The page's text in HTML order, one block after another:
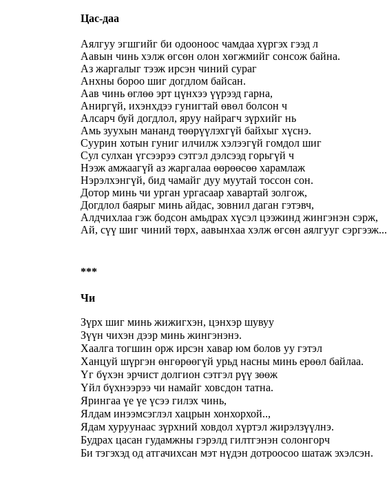
Цас-даа
Аялгуу эгшгийг би одооноос чамдаа хүргэх гээд л
Аавын чинь хэлж өгсөн олон хөгжмийг сонсож байна.
Аз жаргалыг тээж ирсэн чиний сураг
Анхны бороо шиг догдлом байсан.
Аав чинь өглөө эрт цүнхээ үүрээд гарна,
Аниргүй, ихэнхдээ гунигтай өвөл болсон ч
Алсарч буй догдлол, яруу найрагч зүрхийг нь
Амь зуухын мананд төөрүүлэхгүй байхыг хүснэ.
Суурин хотын гуниг илчилж хэлээгүй гомдол шиг
Сул сулхан үгсээрээ сэтгэл дэлсээд горьгүй ч
Нээж амжаагүй аз жаргалаа өөрөөсөө харамлаж
Нэрэлхэнгүй, бид чамайг дуу муутай тоссон сон.
Дотор минь чи урган ургасаар хавартай золгож,
Догдлол баярыг минь айдас, зовнил даган гэтэвч,
Алдчихлаа гэж бодсон амьдрах хүсэл цээжинд жингэнэн сэрж,
Ай, сүү шиг чиний төрх, аавынхаа хэлж өгсөн аялгууг сэргээж...
***
Чи
Зүрх шиг минь жижигхэн, цэнхэр шувуу
Зүүн чихэн дээр минь жингэнэнэ.
Хаалга тогшин орж ирсэн хавар юм болов уу гэтэл
Ханцуй шүргэн өнгөрөөгүй урьд насны минь ерөөл байлаа.
Үг бүхэн эрчист долгион сэтгэл рүү зөөж
Үйл бүхнээрээ чи намайг ховсдон татна.
Ярингаа үе үе үсээ гилэх чинь,
Ялдам инээмсэглэл хацрын хонхорхой..,
Ядам хуруунаас зүрхний ховдол хүртэл жирэлзүүлнэ.
Будрах цасан гудамжны гэрэлд гилтгэнэн солонгорч
Би тэгэхэд од атгачихсан мэт нүдэн дотроосоо шатаж эхэлсэн.